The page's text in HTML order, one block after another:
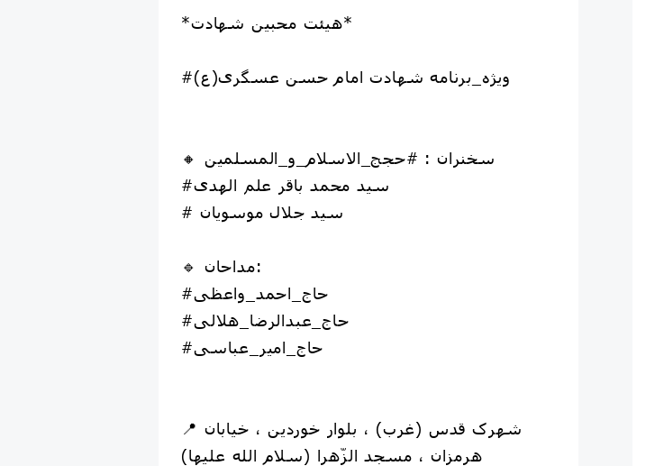
*هیئت محبین شهادت*
#ویژه_برنامه شهادت امام حسن عسگری(ع)
🔸 سخنران : #حجج_الاسلام_و_المسلمین
#سید محمد باقر علم الهدی
# سید جلال موسویان
🔹 مداحان:
#حاج_احمد_واعظی
#حاج_عبدالرضا_هلالی
#حاج_امیر_عباسی
📍 شهرک قدس (غرب) ، بلوار خوردین ، خیابان
هرمزان ، مسجد الزّهرا (سلام الله علیها)